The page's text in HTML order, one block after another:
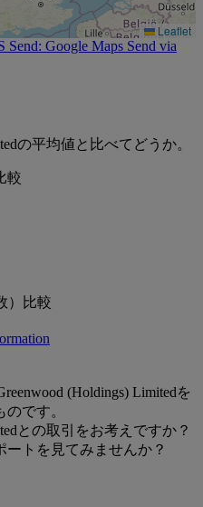
Leaflet
Send: Google Maps Send via
の平均値と比べてどうか。
較
）比較
(Holdings) Limitedを
です。
との取引をお考えですか？
トを見てみませんか？